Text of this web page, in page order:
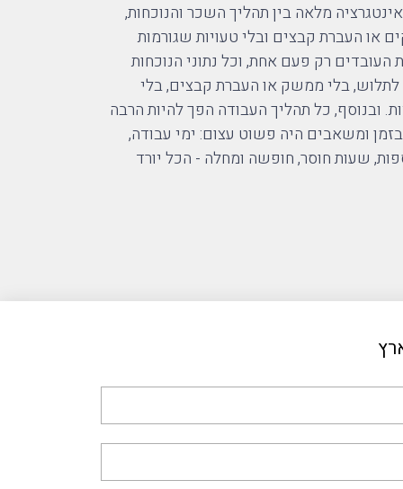
מלאה בין תהליך השכר והנוכחות,
העברת קבצים ובלי טעויות שגורמות
רק פעם אחת, וכל נתוני הנוכחות
לתלוש, בלי ממשק או העברת קבצים, בלי
ובנוסף, כל תהליך העבודה הפך להיות הרבה
בזמן ומשאבים היה פשוט עצום: ימי עבודה,
שעות חוסר, חופשה ומחלה - הכל יורד